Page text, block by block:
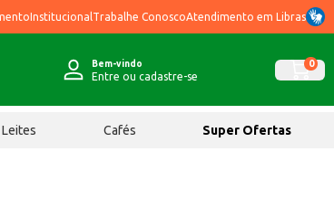
Institucional Trabalhe ConoscoAtendimento em Libras
Bem-vindo
Entre ou cadastre-se
0
Leites Cafés Super Ofertas